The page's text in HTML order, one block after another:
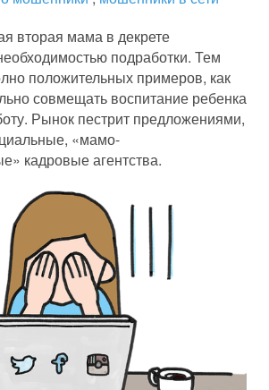
вторая мама в декрете
подработки. Тем
положительных примеров, как
совмещать воспитание ребенка
Рынок пестрит предложениями,
«мамо-
кадровые агентства.